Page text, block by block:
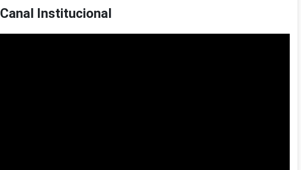
Canal Institucional